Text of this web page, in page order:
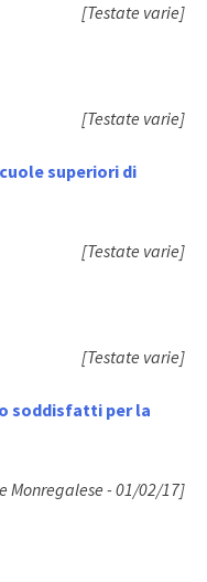
[Testate varie]
[Testate varie]
superiori di
[Testate varie]
[Testate varie]
soddisfatti per la
Monregalese - 01/02/17]